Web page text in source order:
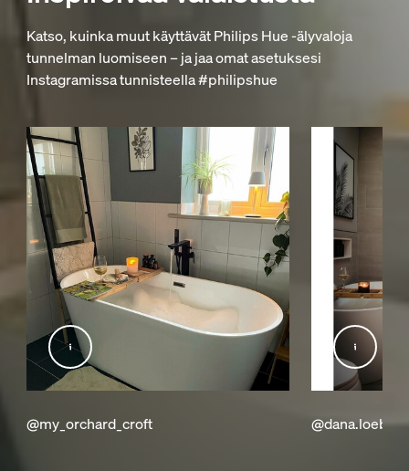
Katso, kuinka muut käyttävät Philips Hue -älyvaloja
tunnelman luomiseen – ja jaa omat asetuksesi
Instagramissa tunnisteella #philipshue
@my_orchard_croft @dana.loeb